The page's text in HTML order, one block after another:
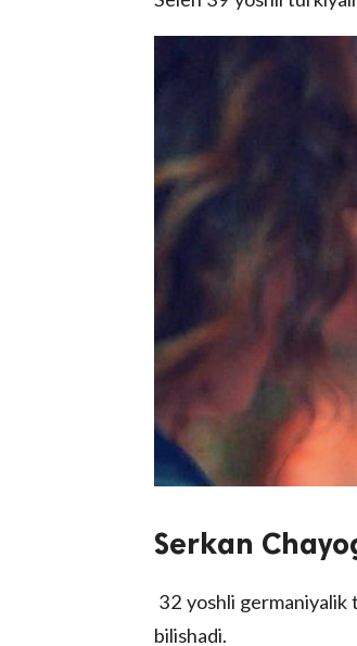
Serkan
32 yoshli germaniyalik
bilishadi.